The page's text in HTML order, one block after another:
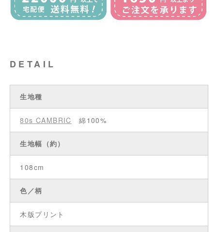
DETAIL
生地種
80s CAMBRIC 綿100%
生地幅（約）
108cm
色／柄
木版プリント